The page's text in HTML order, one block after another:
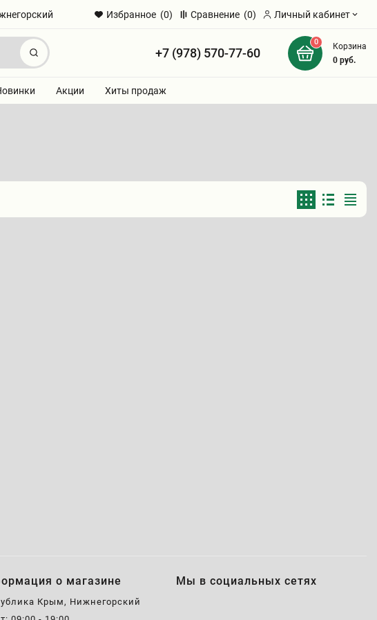
Избранное (0) Сравнение (0) Личный кабинет
Найти +7 (978) 570-77-60
0
Корзина
0руб.
Акции Хиты продаж
о магазине
Крым, Нижнегорский
Мы в социальных сетях